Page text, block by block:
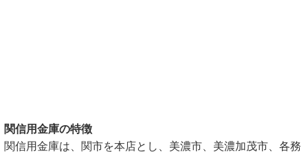
関信用金庫の特徴
関信用金庫は、関市を本店とし、美濃市、美濃加茂市、各務